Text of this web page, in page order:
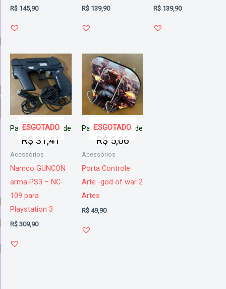
R$ 145,90 R$139,90 R$139,90
ESGOTADO
Parcele em 12x de
R$ 31,41
Acessórios
Namco GUNCON
arma PS3 – NC-
109 para
Playstation 3
R$ 309,90
ESGOTADO
Parcele em 12x de
R$ 5,06
Acessórios
Porta Controle
Arte -god of war 2
Artes
R$49,90